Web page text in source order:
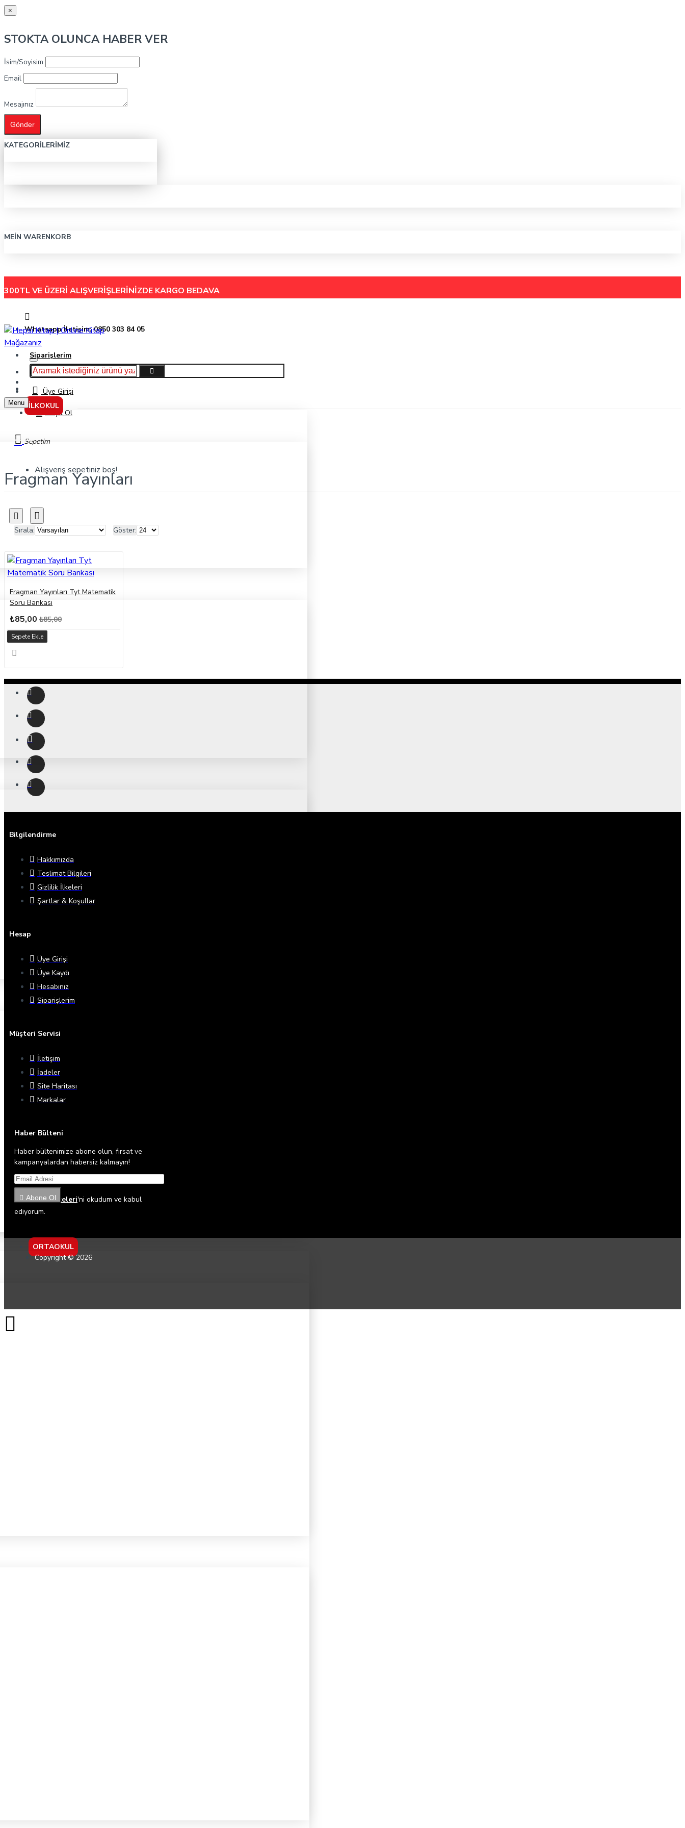
×
STOKTA OLUNCA HABER VER
İsim/Soyisim
Email
Mesajınız
Gönder
KATEGORILERIMIZ
MEIN WARENKORB
300TL VE ÜZERİ ALIŞVERİŞLERİNİZDE KARGO BEDAVA
Whatsapp İletişim: 0850 303 84 05
Siparişlerim
Hakkımızda
İletişimÜye Girişi
Kayıt Ol
Sepetim
Alışveriş sepetiniz boş!
İLKOKUL
ORTAOKUL
Menu
Markalar
Fragman Yayınları
Sırala: Göster:
Fragman Yayınları Tyt Matematik
Soru Bankası
₺85,00 ₺85,00
Sepete Ekle
Bilgilendirme
Hakkımızda
Teslimat Bilgileri
Gizlilik İlkeleri
Şartlar & Koşullar
Hesap
Üye Girişi
Üye Kaydı
Hesabınız
Siparişlerim
Müşteri Servisi
İletişim
İadeler
Site Haritası
Markalar
Haber Bülteni
Haber bültenimize abone olun, fırsat ve
kampanyalardan habersiz kalmayın!
Abone Ol
Gizlilik İlkeleri'ni okudum ve kabul
ediyorum.
Copyright © 2026